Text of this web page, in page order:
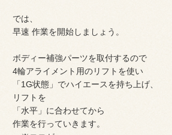
では、
早速 作業を開始しましょう。
ボディー補強パーツを取付するので
4輪アライメント用のリフトを使い
「1G状態」でハイエースを持ち上げ、
リフトを
「水平」に合わせてから
作業を行っていきます。